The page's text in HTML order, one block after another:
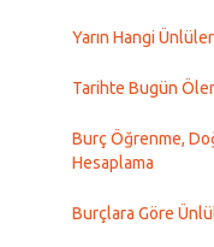
Yarın Hangi
Tarihte Bugün
Burç Öğrenme,
Hesaplama
Burçlara Göre